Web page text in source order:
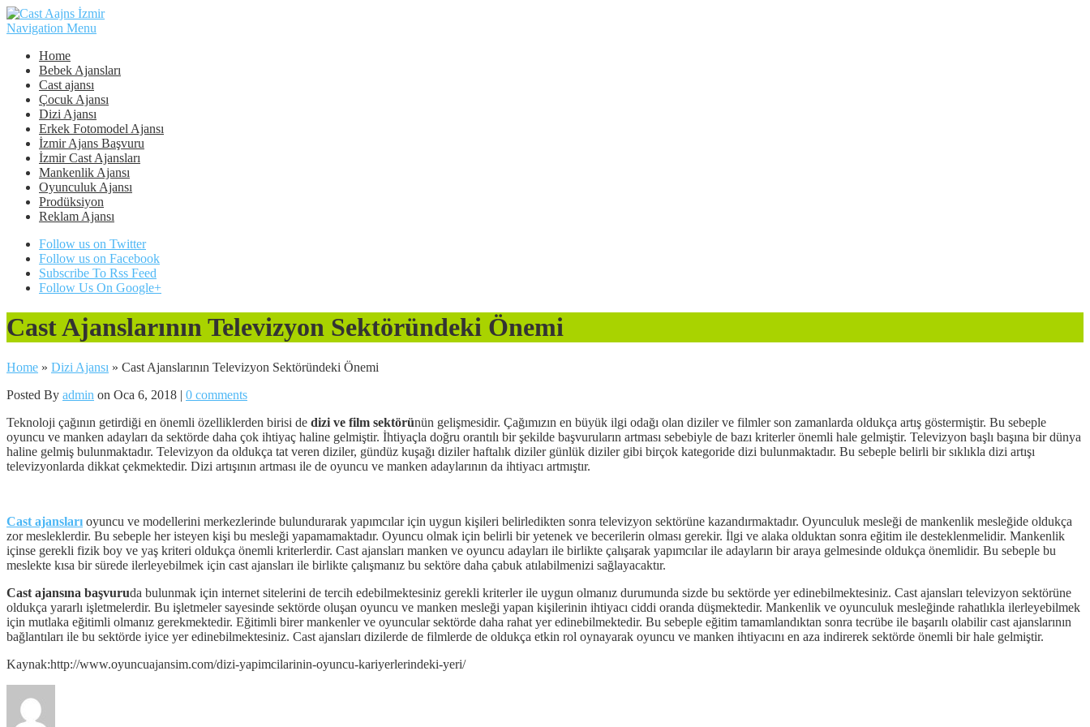
Navigation Menu
Home
Bebek Ajansları
Cast ajansı
Çocuk Ajansı
Dizi Ajansı
Erkek Fotomodel Ajansı
İzmir Ajans Başvuru
İzmir Cast Ajansları
Mankenlik Ajansı
Oyunculuk Ajansı
Prodüksiyon
Reklam Ajansı
Follow us on Twitter
Follow us on Facebook
Subscribe To Rss Feed
Follow Us On Google+
Cast Ajanslarının Televizyon Sektöründeki Önemi
Home » Dizi Ajansı » Cast Ajanslarının Televizyon Sektöründeki Önemi
Posted By admin on Oca 6, 2018 | 0 comments
Teknoloji çağının getirdiği en önemli özelliklerden birisi de dizi ve film sektörünün gelişmesidir. Çağımızın en büyük ilgi odağı olan diziler ve filmler son zamanlarda oldukça artış göstermiştir. Bu sebeple
oyuncu ve manken adayları da sektörde daha çok ihtiyaç haline gelmiştir. İhtiyaçla doğru orantılı bir şekilde başvuruların artması sebebiyle de bazı kriterler önemli hale gelmiştir. Televizyon başlı başına bir dünya
haline gelmiş bulunmaktadır. Televizyon da oldukça tat veren diziler, gündüz kuşağı diziler haftalık diziler günlük diziler gibi birçok kategoride dizi bulunmaktadır. Bu sebeple belirli bir sıklıkla dizi artışı
televizyonlarda dikkat çekmektedir. Dizi artışının artması ile de oyuncu ve manken adaylarının da ihtiyacı artmıştır.
Cast ajansları oyuncu ve modellerini merkezlerinde bulundurarak yapımcılar için uygun kişileri belirledikten sonra televizyon sektörüne kazandırmaktadır. Oyunculuk mesleği de mankenlik mesleğide oldukça
zor mesleklerdir. Bu sebeple her isteyen kişi bu mesleği yapamamaktadır. Oyuncu olmak için belirli bir yetenek ve becerilerin olması gerekir. İlgi ve alaka olduktan sonra eğitim ile desteklenmelidir. Mankenlik
içinse gerekli fizik boy ve yaş kriteri oldukça önemli kriterlerdir. Cast ajansları manken ve oyuncu adayları ile birlikte çalışarak yapımcılar ile adayların bir araya gelmesinde oldukça önemlidir. Bu sebeple bu
meslekte kısa bir sürede ilerleyebilmek için cast ajansları ile birlikte çalışmanız bu sektöre daha çabuk atılabilmenizi sağlayacaktır.
Cast ajansına başvuruda bulunmak için internet sitelerini de tercih edebilmektesiniz gerekli kriterler ile uygun olmanız durumunda sizde bu sektörde yer edinebilmektesiniz. Cast ajansları televizyon sektörüne
oldukça yararlı işletmelerdir. Bu işletmeler sayesinde sektörde oluşan oyuncu ve manken mesleği yapan kişilerinin ihtiyacı ciddi oranda düşmektedir. Mankenlik ve oyunculuk mesleğinde rahatlıkla ilerleyebilmek
için mutlaka eğitimli olmanız gerekmektedir. Eğitimli birer mankenler ve oyuncular sektörde daha rahat yer edinebilmektedir. Bu sebeple eğitim tamamlandıktan sonra tecrübe ile başarılı olabilir cast ajanslarının
bağlantıları ile bu sektörde iyice yer edinebilmektesiniz. Cast ajansları dizilerde de filmlerde de oldukça etkin rol oynayarak oyuncu ve manken ihtiyacını en aza indirerek sektörde önemli bir hale gelmiştir.
Kaynak:http://www.oyuncuajansim.com/dizi-yapimcilarinin-oyuncu-kariyerlerindeki-yeri/